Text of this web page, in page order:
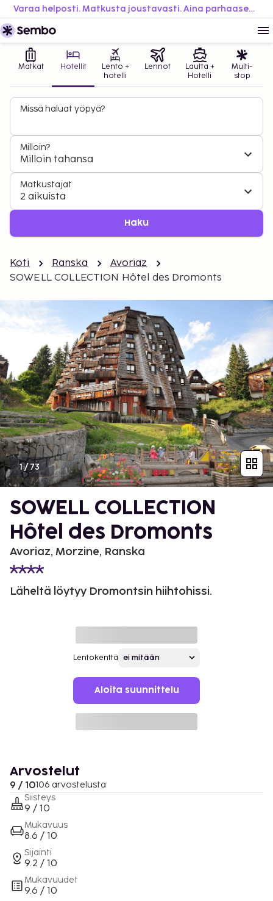
Varaa helposti. Matkusta joustavasti. Aina parhaaseen hintaan.
Matkat Hotellit
Lento +
hotelli
Lennot
Lautta +
Hotelli
Multi-
stop
Missä haluat yöpyä?
Milloin?
Milloin tahansa
Matkustajat
2 aikuista
Haku
Koti Ranska
Avoriaz
SOWELL COLLECTION Hôtel des Dromonts
1/73
SOWELL COLLECTION
Hôtel des Dromonts
Avoriaz, Morzine, Ranska
Läheltä löytyy Dromontsin hiihtohissi.
Lentokenttä
Aloita suunnittelu
Arvostelut
9 / 10106 arvostelusta
Siisteys
9 / 10
Mukavuus
8.6 / 10
Sijainti
9.2 / 10
Mukavuudet
9.6 / 10